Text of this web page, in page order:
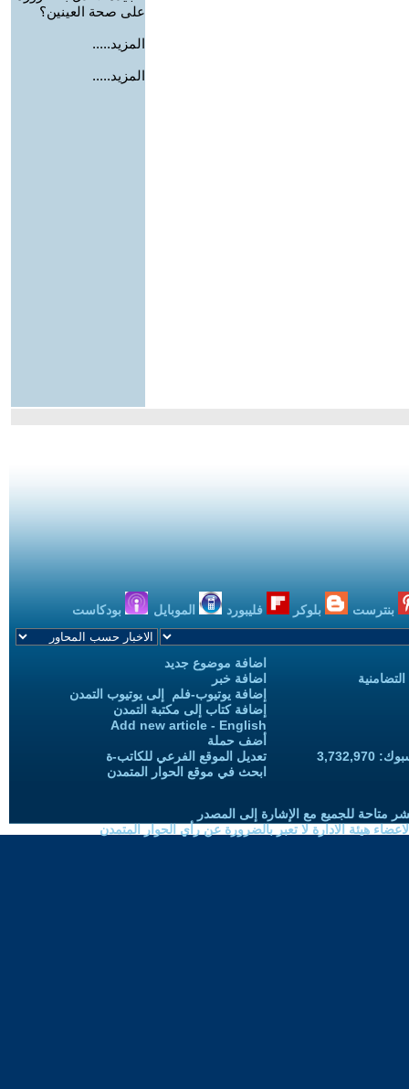
على صحة العينين؟
المزيد.....
المزيد.....
بنترست بلوكر فليبورد الموبايل بودكاست
اضافة موضوع جديد
اضافة خبر
إضافة يوتيوب-فلم إلى يوتيوب التمدن
إضافة كتاب إلى مكتبة التمدن
Add new article - English
أضف حملة
تعديل الموقع الفرعي للكاتب-ة
ابحث في موقع الحوار المتمدن
متاحة للجميع مع الإشارة إلى المصدر
هيئة الادارة لا تعبر بالضرورة عن رأي الحوار المتمدن